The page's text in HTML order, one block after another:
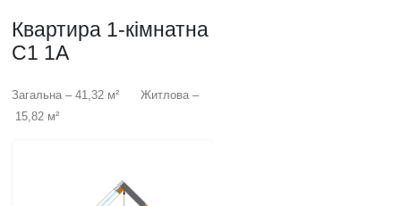
Квартира 1-кімнатна
C1 1A
Загальна – 41,32 м² Житлова –
15,82 м²